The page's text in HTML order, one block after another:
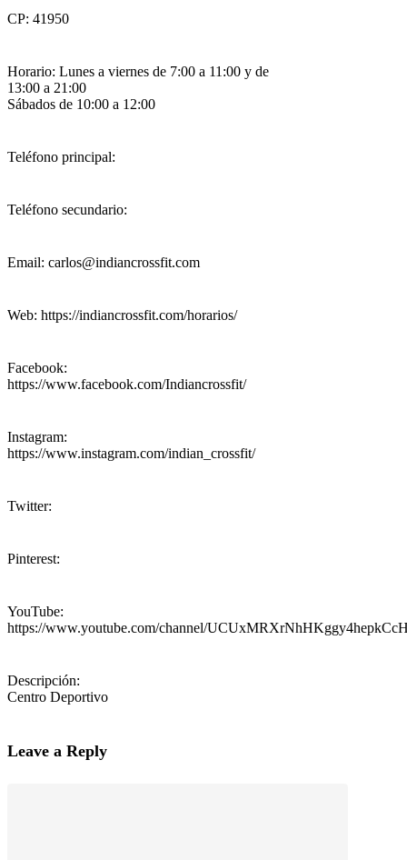
CP: 41950
Horario: Lunes a viernes de 7:00 a 11:00 y de
13:00 a 21:00
Sábados de 10:00 a 12:00
Teléfono principal:
Teléfono secundario:
Email: carlos@indiancrossfit.com
Web: https://indiancrossfit.com/horarios/
Facebook:
https://www.facebook.com/Indiancrossfit/
Instagram:
https://www.instagram.com/indian_crossfit/
Twitter:
Pinterest:
YouTube:
https://www.youtube.com/channel/
Descripción:
Centro Deportivo
Leave a Reply